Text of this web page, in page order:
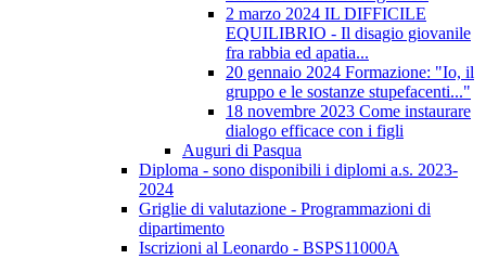
2 marzo 2024 IL DIFFICILE
EQUILIBRIO - Il disagio giovanile
fra rabbia ed apatia...
20 gennaio 2024 Formazione: "Io, il
gruppo e le sostanze stupefacenti..."
18 novembre 2023 Come instaurare
dialogo efficace con i figli
Auguri di Pasqua
Diploma - sono disponibili i diplomi a.s. 2023-
2024
Griglie di valutazione - Programmazioni di
dipartimento
Iscrizioni al Leonardo - BSPS11000A